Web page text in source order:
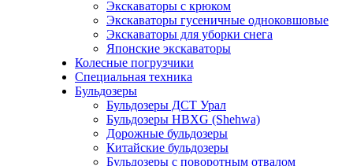
Экскаваторы с крюком
Экскаваторы гусеничные одноковшовые
Экскаваторы для уборки снега
Японские экскаваторы
Колесные погрузчики
Специальная техника
Бульдозеры
Бульдозеры ДСТ Урал
Бульдозеры HBXG (Shehwa)
Дорожные бульдозеры
Китайские бульдозеры
Бульдозеры с поворотным отвалом